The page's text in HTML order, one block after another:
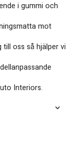
i gummi och
mot
oss så hjälper vi
Interiors.